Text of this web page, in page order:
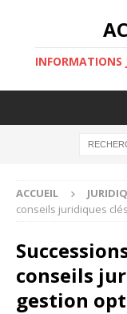
INFORMATIONS
ACCUEIL
conseils juridiques
conseils
gestion